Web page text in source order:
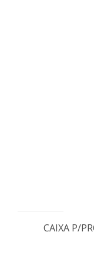
CAIXA P/